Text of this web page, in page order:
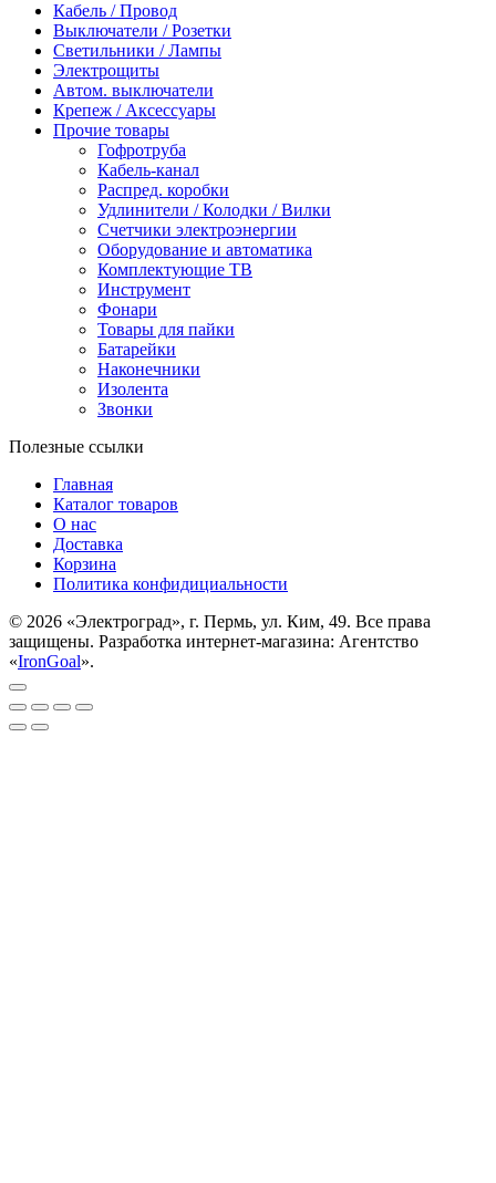
Кабель / Провод
Выключатели / Розетки
Светильники / Лампы
Электрощиты
Автом. выключатели
Крепеж / Аксессуары
Прочие товары
Гофротруба
Кабель-канал
Распред. коробки
Удлинители / Колодки / Вилки
Счетчики электроэнергии
Оборудование и автоматика
Комплектующие ТВ
Инструмент
Фонари
Товары для пайки
Батарейки
Наконечники
Изолента
Звонки
Полезные ссылки
Главная
Каталог товаров
О нас
Доставка
Корзина
Политика конфидициальности
© 2026 «Электроград», г. Пермь, ул. Ким, 49. Все права
защищены. Разработка интернет-магазина: Агентство
«IronGoal».